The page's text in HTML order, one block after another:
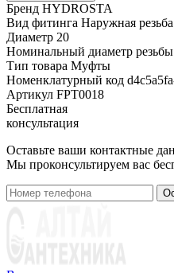
Бренд HYDROSTA
Вид фитинга Наружная резьба
Диаметр 20
Номинальный диаметр резьбы
Тип товара Муфты
Номенклатурный код
Артикул FPT0018
Бесплатная
консультация
Оставьте ваши контактные
Мы проконсультируем вас